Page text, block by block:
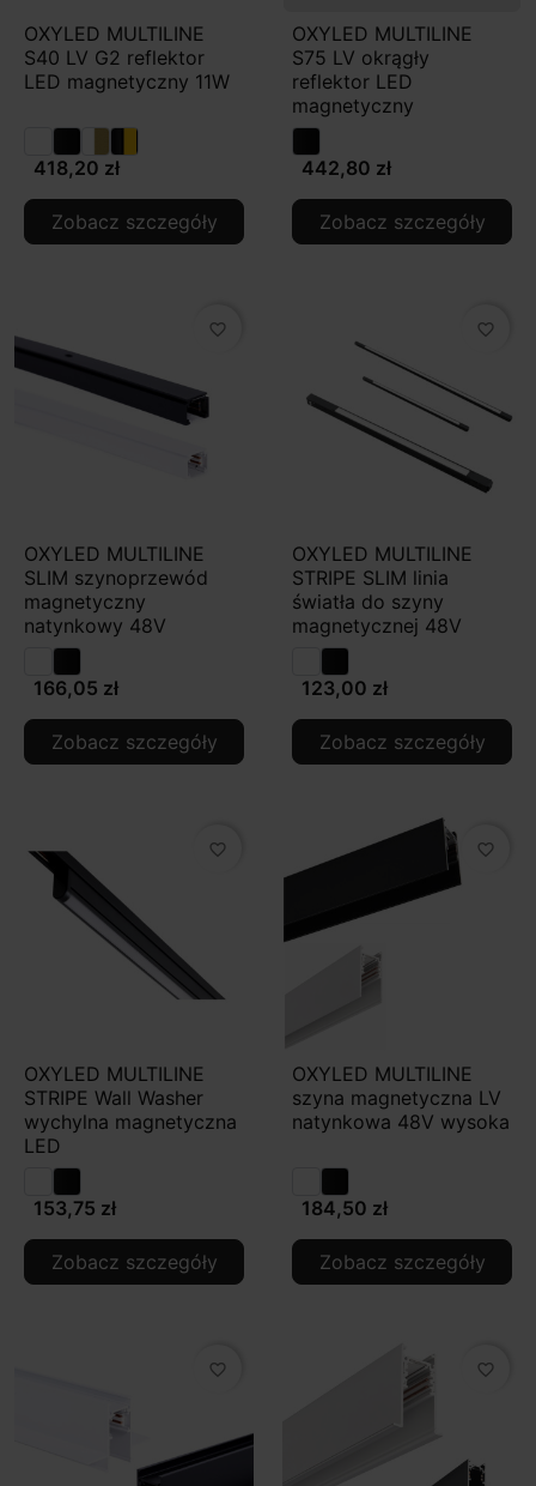
OXYLED MULTILINE
S40 LV G2 reflektor
LED magnetyczny 11W
418,20 zł
Zobacz szczegóły
OXYLED MULTILINE
S75 LV okrągły
reflektor LED
magnetyczny
442,80 zł
Zobacz szczegóły
favorite_border
OXYLED MULTILINE
SLIM szynoprzewód
magnetyczny
natynkowy 48V
166,05 zł
Zobacz szczegóły
favorite_border
OXYLED MULTILINE
STRIPE SLIM linia
światła do szyny
magnetycznej 48V
123,00 zł
Zobacz szczegóły
favorite_border
OXYLED MULTILINE
STRIPE Wall Washer
wychylna magnetyczna
LED
153,75 zł
Zobacz szczegóły
favorite_border
OXYLED MULTILINE
szyna magnetyczna LV
natynkowa 48V wysoka
184,50 zł
Zobacz szczegóły
favorite_border favorite_border